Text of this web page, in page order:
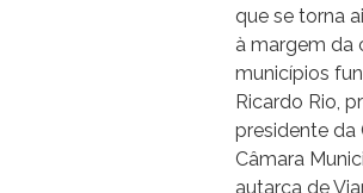
que se torna
à margem da
municípios
Ricardo Rio,
presidente da
Câmara
autarca de